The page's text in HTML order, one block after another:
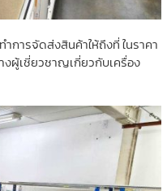
ำการจัดส่งสินค้าให้ถึงที่ ในราคา
งผู้เชี่ยวชาญเกี่ยวกับเครื่อง